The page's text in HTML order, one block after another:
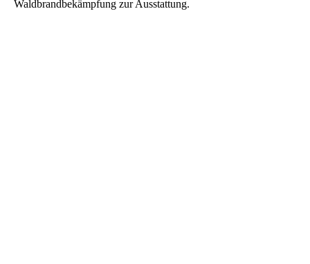
Waldbrandbekämpfung zur Ausstattung.